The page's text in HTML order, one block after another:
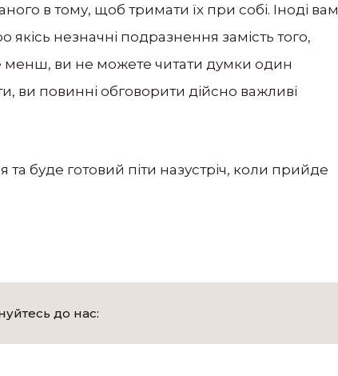
в тому, щоб тримати їх при собі. Іноді вам
незначні подразнення замість того,
менш, ви не можете читати думки один
ви повинні обговорити дійсно важливі
та буде готовий піти назустріч, коли прийде
до нас: